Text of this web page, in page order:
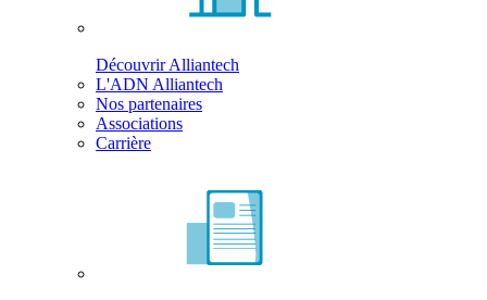
Découvrir Alliantech
L'ADN Alliantech
Nos partenaires
Associations
Carrière